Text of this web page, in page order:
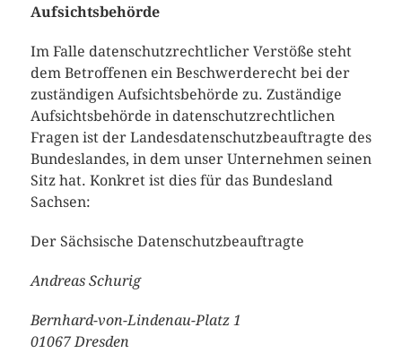
Aufsichtsbehörde
Im Falle datenschutzrechtlicher Verstöße steht
dem Betroffenen ein Beschwerderecht bei der
zuständigen Aufsichtsbehörde zu. Zuständige
Aufsichtsbehörde in datenschutzrechtlichen
Fragen ist der Landesdatenschutzbeauftragte des
Bundeslandes, in dem unser Unternehmen seinen
Sitz hat. Konkret ist dies für das Bundesland
Sachsen:
Der Sächsische Datenschutzbeauftragte
Andreas Schurig
Bernhard-von-Lindenau-Platz 1
01067 Dresden